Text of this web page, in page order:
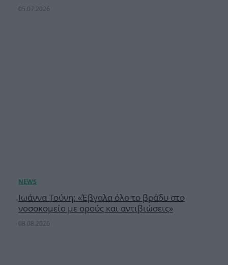
05.07.2026
Ιωάννα Τούνη: «Έβγαλα όλο το βράδυ στο
νοσοκομείο με ορούς και αντιβιώσεις»
08.08.2026